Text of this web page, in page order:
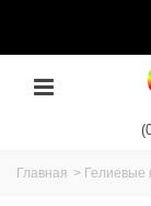
Главная > Гелиевые